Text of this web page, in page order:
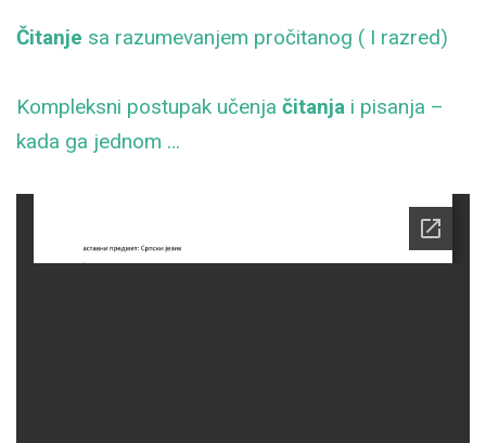
Čitanje sa razumevanjem pročitanog ( I razred)
Kompleksni postupak učenja čitanja i pisanja –
kada ga jednom …